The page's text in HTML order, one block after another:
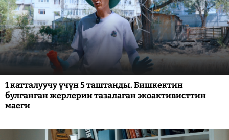
1 катталуучу үчүн 5 таштанды. Бишкектин
булганган жерлерин тазалаган экоактивисттин
маеги